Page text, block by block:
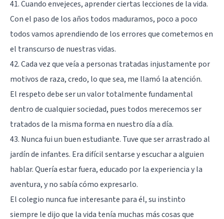
41. Cuando envejeces, aprender ciertas lecciones de la vida.
Con el paso de los años todos maduramos, poco a poco
todos vamos aprendiendo de los errores que cometemos en
el transcurso de nuestras vidas.
42. Cada vez que veía a personas tratadas injustamente por
motivos de raza, credo, lo que sea, me llamó la atención.
El respeto debe ser un valor totalmente fundamental
dentro de cualquier sociedad, pues todos merecemos ser
tratados de la misma forma en nuestro día a día.
43. Nunca fui un buen estudiante. Tuve que ser arrastrado al
jardín de infantes. Era difícil sentarse y escuchar a alguien
hablar. Quería estar fuera, educado por la experiencia y la
aventura, y no sabía cómo expresarlo.
El colegio nunca fue interesante para él, su instinto
siempre le dijo que la vida tenía muchas más cosas que